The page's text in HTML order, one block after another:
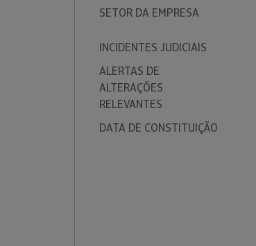
SETOR DA EMPRESA
INCIDENTES JUDICIAIS
ALERTAS DE
ALTERAÇÕES
RELEVANTES
DATA DE CONSTITUIÇÃO